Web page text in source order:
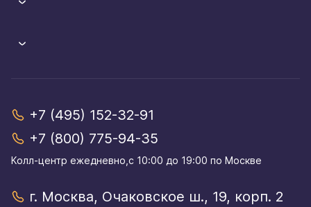
+7 (495) 152-32-91
+7 (800) 775-94-35
Колл-центр eжедневно,с 10:00 до 19:00 по Москве
г. Москва, Очаковское ш., 19, корп. 2